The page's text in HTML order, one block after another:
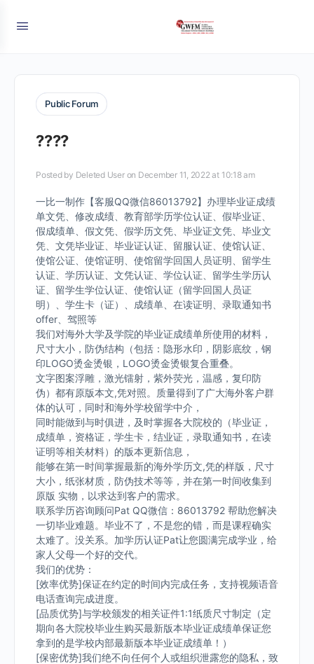
Public Forum
????
Posted by Deleted User on December 11, 2022 at 10:18 am
一比一制作【客服QQ微信86013792】办理毕业证成绩
单文凭、修改成绩、教育部学历学位认证、假毕业证、
假成绩单、假文凭、假学历文凭、毕业证文凭、毕业文
凭、文凭毕业证、毕业证认证、留服认证、使馆认证、
使馆公证、使馆证明、使馆留学回国人员证明、留学生
认证、学历认证、文凭认证、学位认证、留学生学历认
证、留学生学位认证、使馆认证（留学回国人员证
明）、学生卡（证）、成绩单、在读证明、录取通知书
offer、驾照等
我们对海外大学及学院的毕业证成绩单所使用的材料，
尺寸大小，防伪结构（包括：隐形水印，阴影底纹，钢
印LOGO烫金烫银，LOGO烫金烫银复合重叠。
文字图案浮雕，激光镭射，紫外荧光，温感，复印防
伪）都有原版本文,凭对照。质量得到了广大海外客户群
体的认可，同时和海外学校留学中介，
同时能做到与时俱进，及时掌握各大院校的（毕业证，
成绩单，资格证，学生卡，结业证，录取通知书，在读
证明等相关材料）的版本更新信息，
能够在第一时间掌握最新的海外学历文,凭的样版，尺寸
大小，纸张材质，防伪技术等等，并在第一时间收集到
原版 实物，以求达到客户的需求。
联系学历咨询顾问Pat QQ微信：86013792 帮助您解决
一切毕业难题。毕业不了，不是您的错，而是课程确实
太难了。没关系。加学历认证Pat让您圆满完成学业，给
家人父母一个好的交代。
我们的优势：
[效率优势]保证在约定的时间内完成任务，支持视频语音
电话查询完成进度。
[品质优势]与学校颁发的相关证件1:1纸质尺寸制定（定
期向各大院校毕业生购买最新版本毕业证成绩单保证您
拿到的是学校内部最新版本毕业证成绩单！）
[保密优势]我们绝不向任何个人或组织泄露您的隐私，致